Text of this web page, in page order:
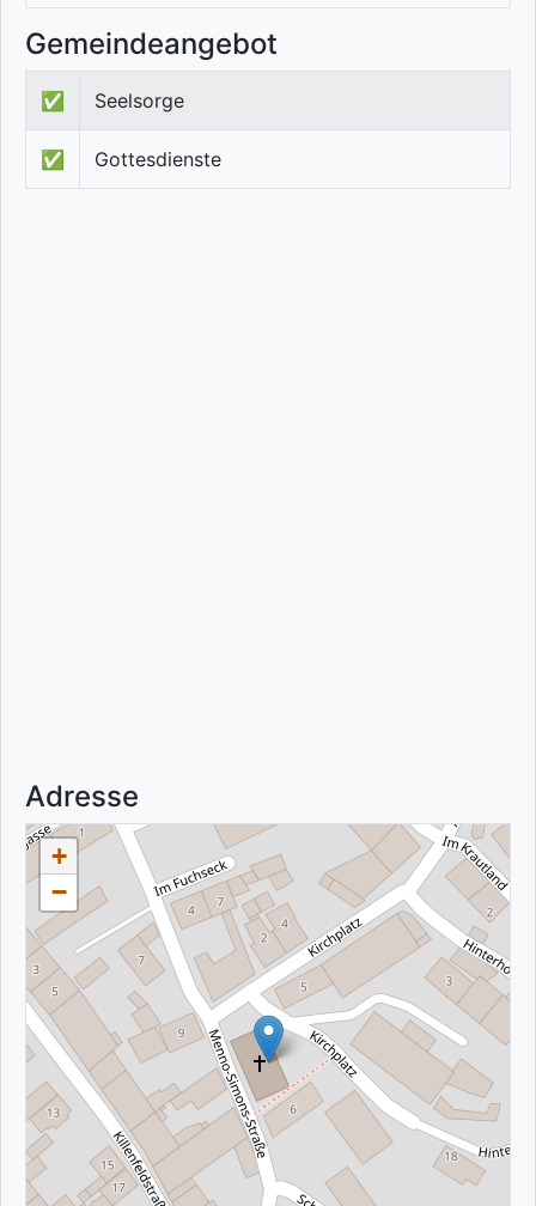
Gemeindeangebot
✅ Seelsorge
✅ Gottesdienste
Adresse
+
−